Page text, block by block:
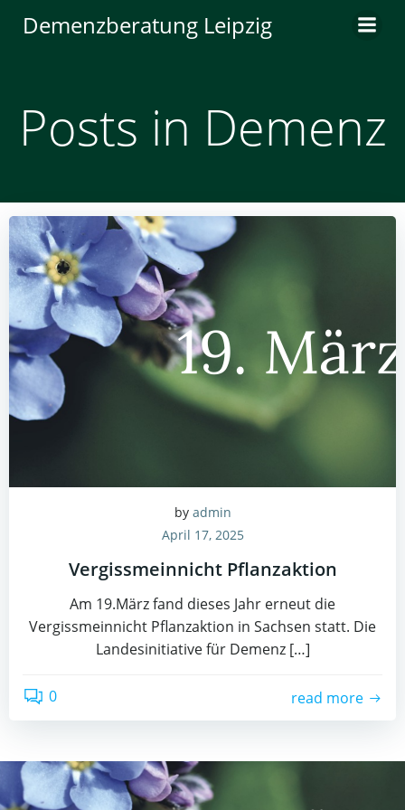
Inhalt
Demenzberatung Leipzig
Posts in Demenz
by admin
April 17, 2025
Vergissmeinnicht Pflanzaktion
Am 19.März fand dieses Jahr erneut die
Vergissmeinnicht Pflanzaktion in Sachsen statt. Die
Landesinitiative für Demenz […]
0 read more